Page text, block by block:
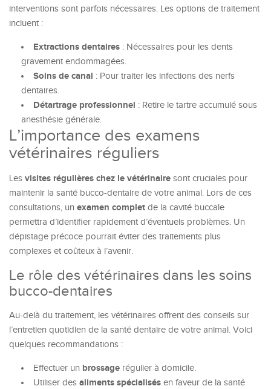
interventions sont parfois nécessaires. Les options de traitement
incluent :
Extractions dentaires : Nécessaires pour les dents
gravement endommagées.
Soins de canal : Pour traiter les infections des nerfs
dentaires.
Détartrage professionnel : Retire le tartre accumulé sous
anesthésie générale.
L’importance des examens
vétérinaires réguliers
Les visites régulières chez le vétérinaire sont cruciales pour
maintenir la santé bucco-dentaire de votre animal. Lors de ces
consultations, un examen complet de la cavité buccale
permettra d’identifier rapidement d’éventuels problèmes. Un
dépistage précoce pourrait éviter des traitements plus
complexes et coûteux à l’avenir.
Le rôle des vétérinaires dans les soins
bucco-dentaires
Au-delà du traitement, les vétérinaires offrent des conseils sur
l’entretien quotidien de la santé dentaire de votre animal. Voici
quelques recommandations :
Effectuer un brossage régulier à domicile.
Utiliser des aliments spécialisés en faveur de la santé